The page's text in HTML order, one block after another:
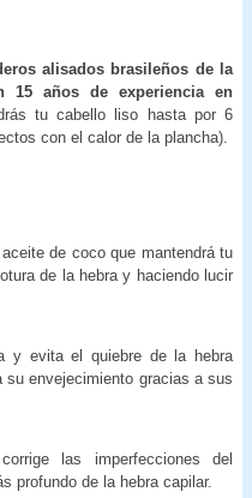
alisados brasileños de la
15 años de experiencia en
tu cabello liso hasta por 6
con el calor de la plancha).
de coco que mantendrá tu
de la hebra y haciendo lucir
y evita el quiebre de la hebra
envejecimiento gracias a sus
las imperfecciones del
profundo de la hebra capilar.